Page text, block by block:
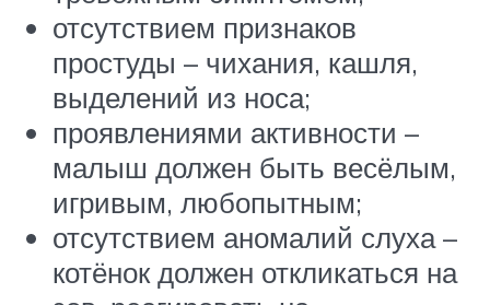
отсутствием признаков
простуды – чихания, кашля,
выделений из носа;
проявлениями активности –
малыш должен быть весёлым,
игривым, любопытным;
отсутствием аномалий слуха –
котёнок должен откликаться на